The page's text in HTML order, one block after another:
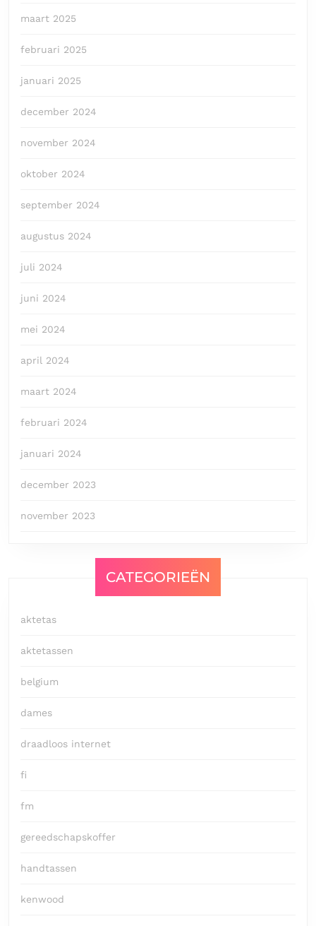
maart 2025
februari 2025
januari 2025
december 2024
november 2024
oktober 2024
september 2024
augustus 2024
juli 2024
juni 2024
mei 2024
april 2024
maart 2024
februari 2024
januari 2024
december 2023
november 2023
CATEGORIEËN
aktetas
aktetassen
belgium
dames
draadloos internet
fi
fm
gereedschapskoffer
handtassen
kenwood